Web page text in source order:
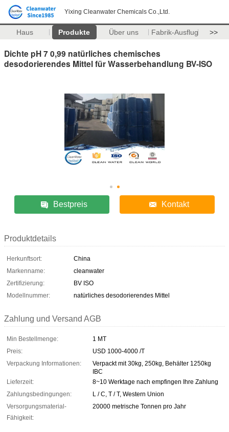
Yixing Cleanwater Chemicals Co.,Ltd.
Haus Produkte Über uns Fabrik-Ausflug >>
Dichte pH 7 0,99 natürliches chemisches
desodorierendes Mittel für Wasserbehandlung BV-ISO
Bestpreis Kontakt
Produktdetails
Herkunftsort:
China
Markenname:
cleanwater
Zertifizierung:
BV ISO
Modellnummer:
natürliches desodorierendes Mittel
Zahlung und Versand AGB
Min Bestellmenge:
1 MT
Preis:
USD 1000-4000 /T
Verpackung Informationen:
Verpackt mit 30kg, 250kg, Behälter 1250kg
IBC
Lieferzeit:
8~10 Werktage nach empfingen Ihre Zahlung
Zahlungsbedingungen:
L / C, T / T, Western Union
Versorgungsmaterial-
Fähigkeit:
20000 metrische Tonnen pro Jahr